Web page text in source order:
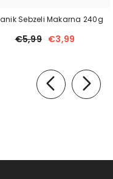
Sebzeli Makarna 240g
€5,99 €3,99